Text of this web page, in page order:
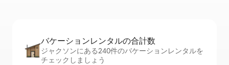
バケーションレ⁠ン⁠タ⁠ル⁠の合⁠計⁠数
ジャクソンにある240件のバケーションレンタルを
チェックしましょう